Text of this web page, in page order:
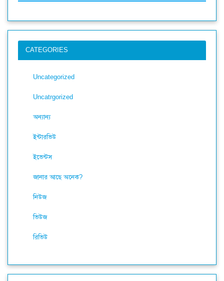
CATEGORIES
Uncategorized
Uncatrgorized
অন্যান্য
ইন্টারভিউ
ইভেন্টস
জানার আছে অনেক?
নিউজ
ভিউজ
রিভিউ